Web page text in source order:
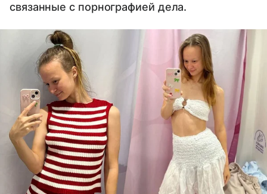
связанные с порнографией дела.